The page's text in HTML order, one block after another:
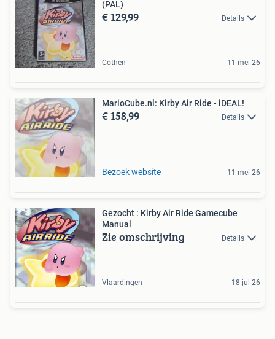
(PAL)
€ 129,99 Details
Cothen 11 mei 26
MarioCube.nl: Kirby Air Ride - iDEAL!
€ 158,99 Details
Bezoek website 11 mei 26
Gezocht : Kirby Air Ride Gamecube
Manual
Zie omschrijving Details
Vlaardingen 18 jul 26